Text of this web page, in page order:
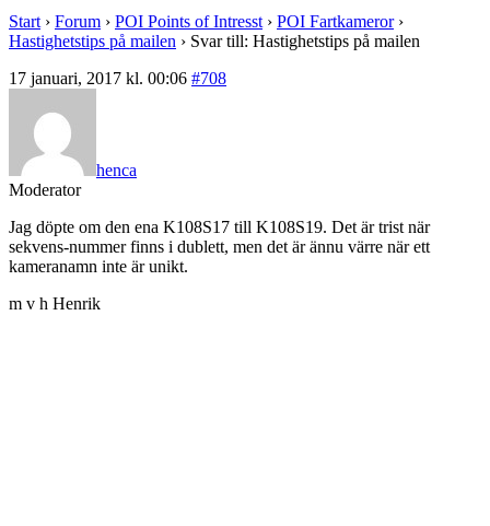
Start › Forum › POI Points of Intresst › POI Fartkameror ›
Hastighetstips på mailen › Svar till: Hastighetstips på mailen
17 januari, 2017 kl. 00:06 #708
henca
Moderator
Jag döpte om den ena K108S17 till K108S19. Det är trist när
sekvens-nummer finns i dublett, men det är ännu värre när ett
kameranamn inte är unikt.
m v h Henrik